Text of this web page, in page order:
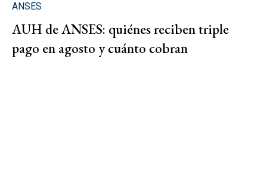
ANSES
AUH de ANSES: quiénes reciben triple
pago en agosto y cuánto cobran